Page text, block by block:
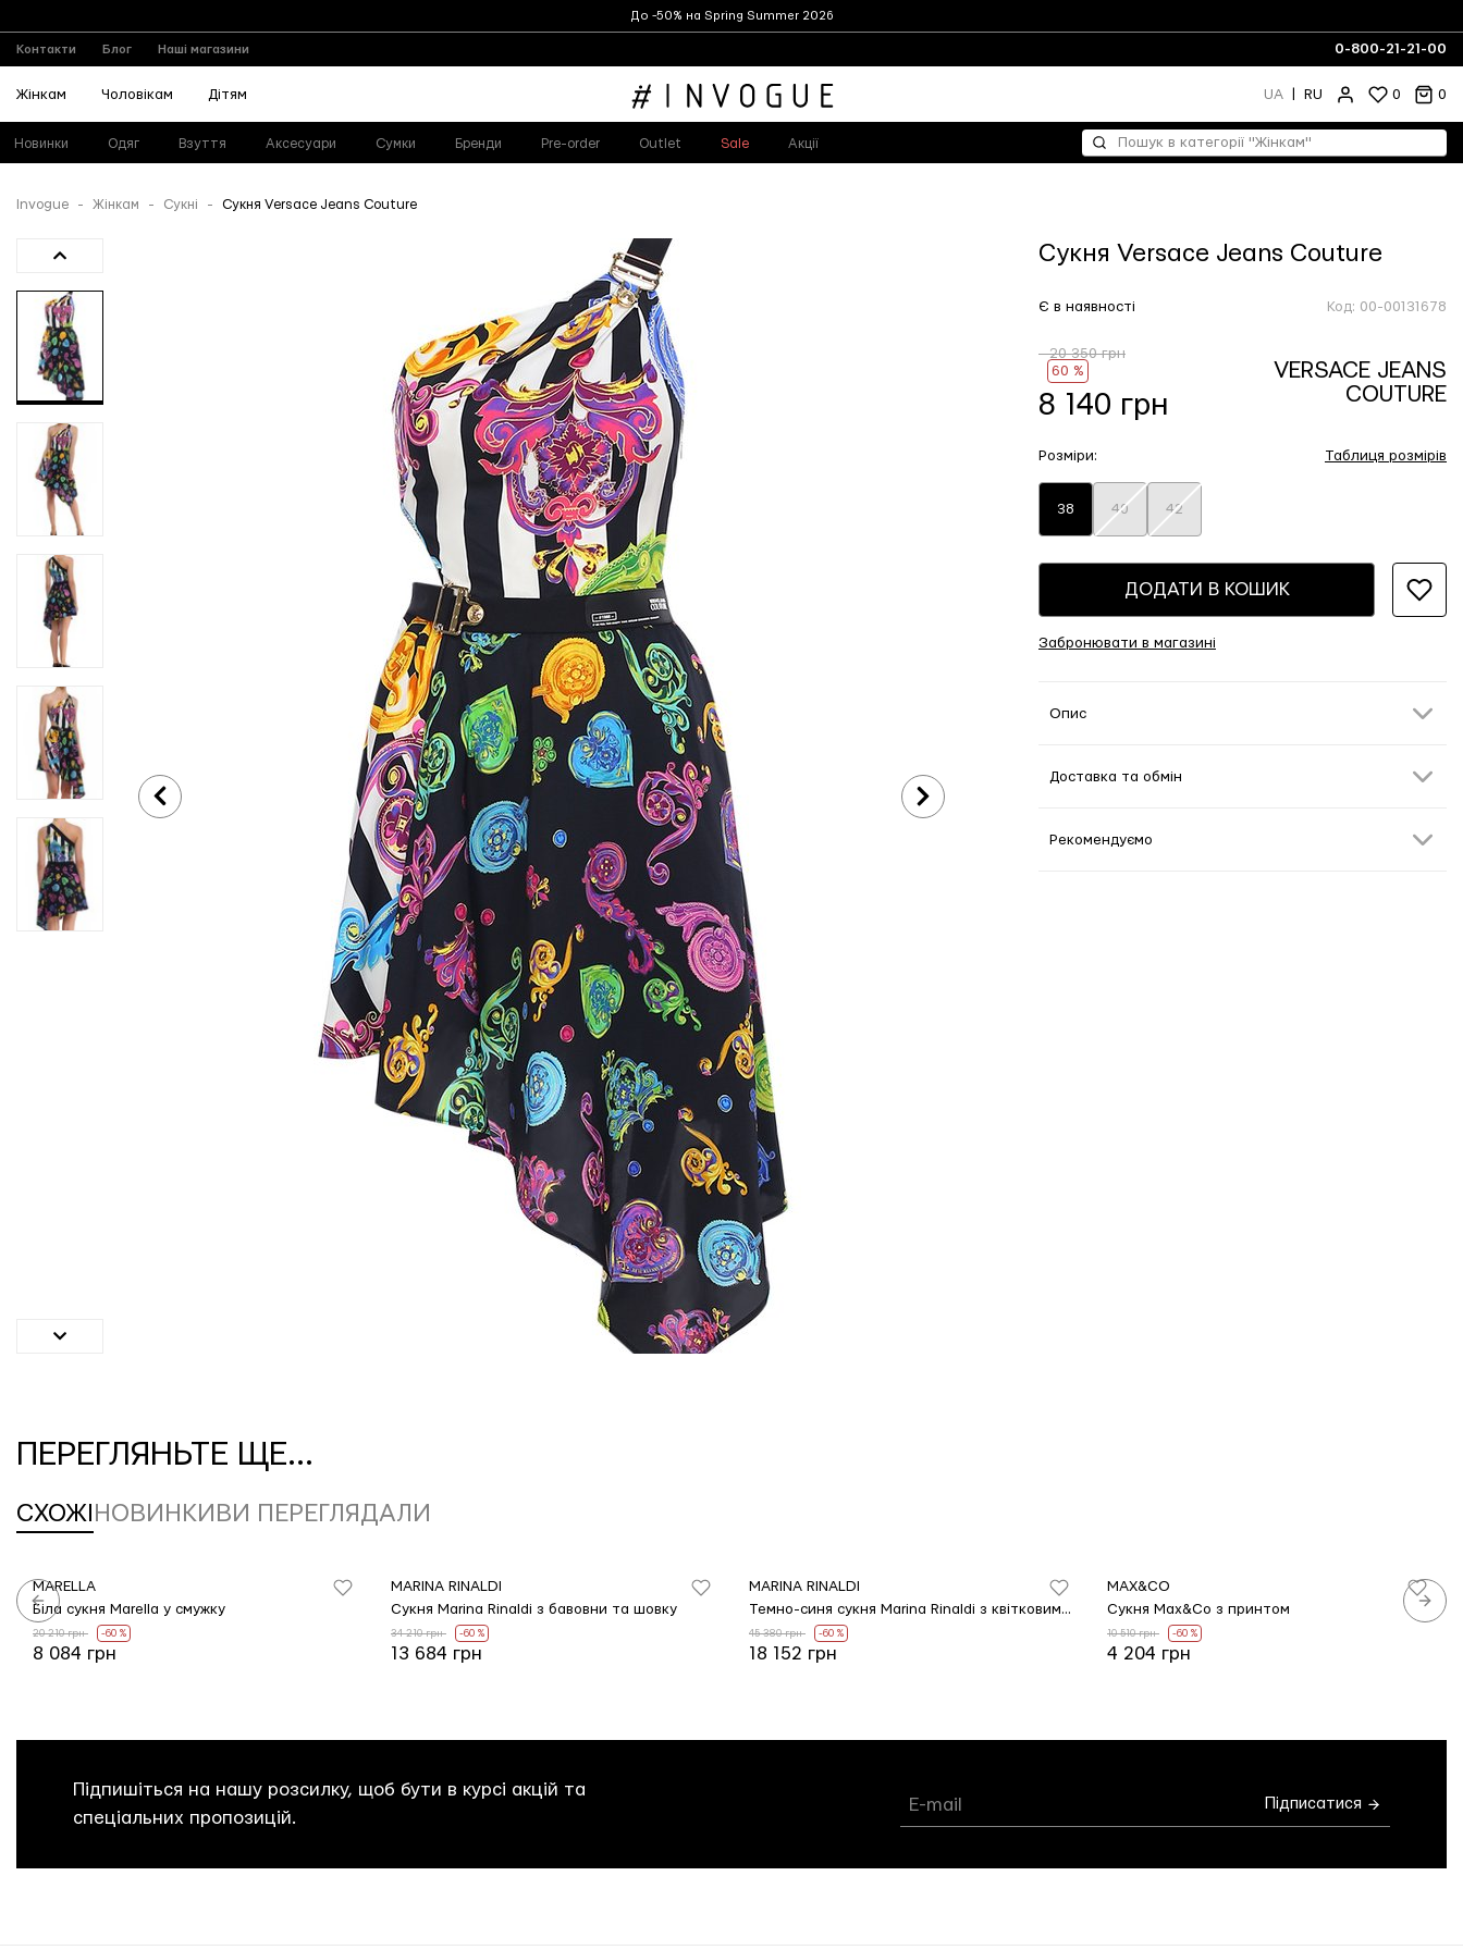
До -50% на Spring Summer 2026
Контакти Блог Наші магазини 0-800-21-21-00
Жінкам Чоловікам Дітям UA RU 0 0
Новинки Одяг Взуття Аксесуари Сумки Бренди Pre-order Outlet Sale Акції
Invogue Жінкам Сукні Сукня Versace Jeans Couture
Сукня Versace Jeans Couture
Є в наявності Код: 00-00131678
- 20 350 грн
60 %
8 140 грн
VERSACE JEANS
COUTURE
Розміри:
38 40 42
Таблиця розмірів
ДОДАТИ В КОШИК
Забронювати в магазині
Опис
Доставка та обмін
Рекомендуємо
ПЕРЕГЛЯНЬТЕ ЩЕ...
СХОЖІ НОВИНКИ ВИ ПЕРЕГЛЯДАЛИ
MARELLA
Біла сукня Marella у смужку
20 210 грн -60 %
8 084 грн
MARINA RINALDI
Сукня Marina Rinaldi з бавовни та шовку
34 210 грн -60 %
13 684 грн
MARINA RINALDI
Темно-синя сукня Marina Rinaldi з квітковим пинтом
45 380 грн -60 %
18 152 грн
MAX&CO
Сукня Max&Co з принтом
10 510 грн -60 %
4 204 грн
Підпишіться на нашу розсилку, щоб бути в курсі акцій та
спеціальних пропозицій.
Підписатися